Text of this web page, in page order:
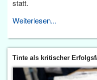
statt.
Weiterlesen...
Tinte als kritischer